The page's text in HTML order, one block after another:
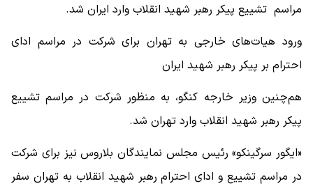
مراسم تشییع پیکر رهبر شهید انقلاب وارد ایران شد.
ورود هیات‌های خارجی به تهران برای شرکت در مراسم ادای
احترام بر پیکر رهبر شهید ایران
هم‌چنین وزیر خارجه کنگو، به منظور شرکت در مراسم تشییع
پیکر رهبر شهید انقلاب وارد تهران شد.
«ایگور سرگینکو» رئیس مجلس نمایندگان بلاروس نیز برای شرکت
در مراسم تشییع و ادای احترام رهبر شهید انقلاب به تهران سفر